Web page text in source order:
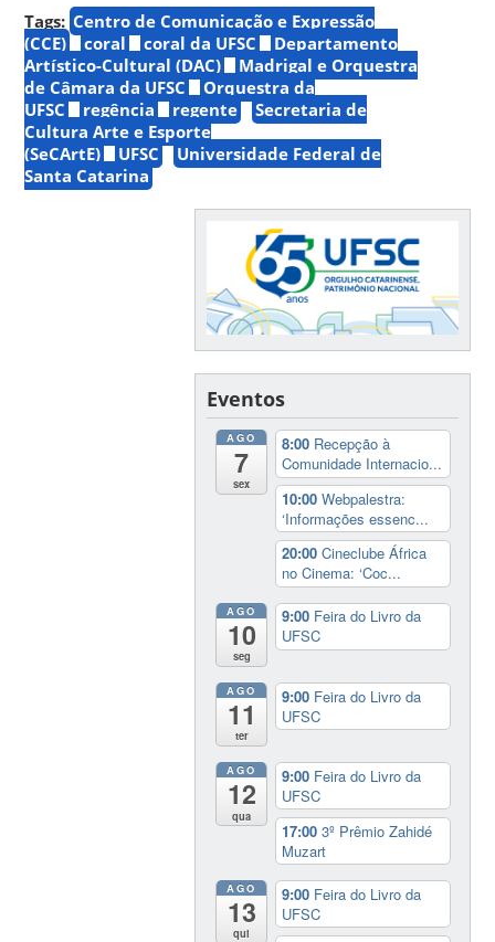
Tags: Centro de Comunicação e Expressão
(CCE)
coral coral da UFSC
Departamento
Artístico-Cultural (DAC)
Madrigal e Orquestra
de Câmara da UFSC
Orquestra da
UFSC
regência regente
Secretaria de
Cultura Arte e Esporte
(SeCArtE)
UFSC
Universidade Federal de
Santa Catarina
Eventos
AGO
7
sex
8:00 Recepção à
Comunidade Internacio...
10:00Webpalestra:
‘Informações essenc...
20:00Cineclube África
no Cinema: ‘Coc...
AGO
10
seg
9:00 Feira do Livro da
UFSC
AGO
11
ter
9:00 Feira do Livro da
UFSC
AGO
12
qua
9:00 Feira do Livro da
UFSC
17:003º Prêmio Zahidé
Muzart
AGO
13
qui
9:00 Feira do Livro da
UFSC